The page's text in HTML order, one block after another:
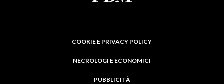
COOKIE E PRIVACY POLICY
NECROLOGI E ECONOMICI
PUBBLICITÀ